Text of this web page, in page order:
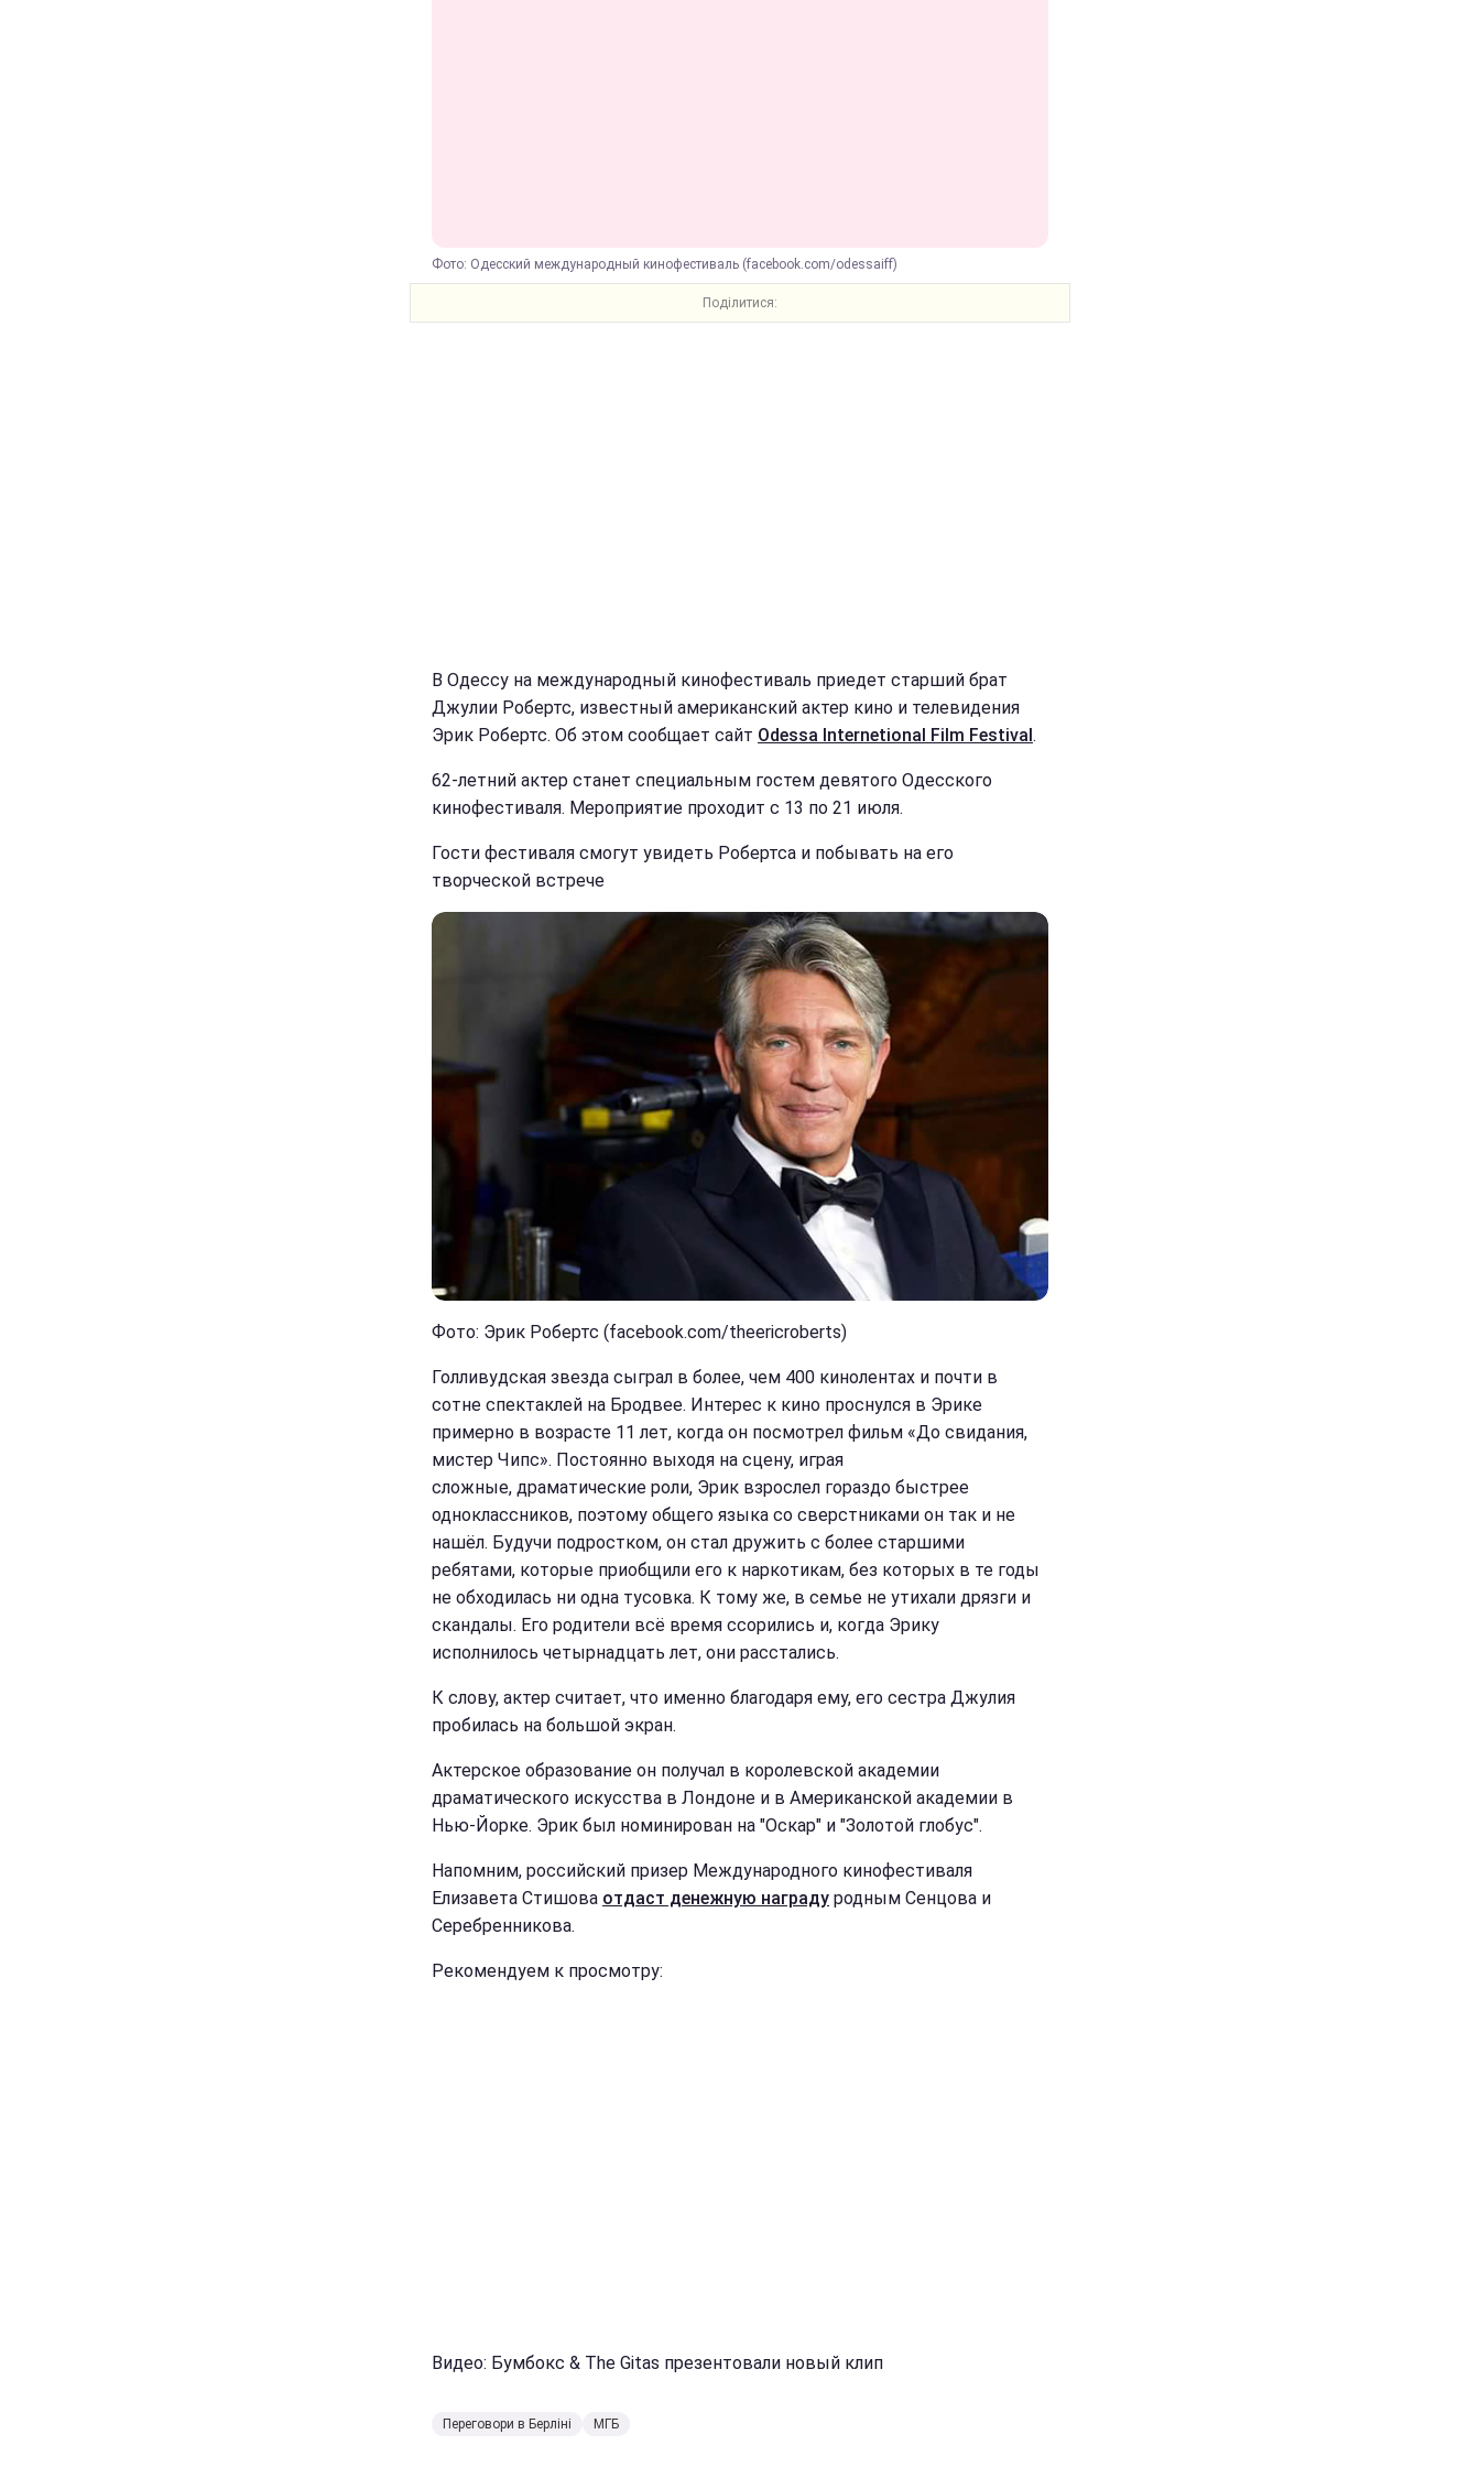
Фото: Одесский международный кинофестиваль (facebook.com/odessaiff)
Поділитися:
В Одессу на международный кинофестиваль приедет старший брат
Джулии Робертс, известный американский актер кино и телевидения
Эрик Робертс. Об этом сообщает сайт Odessa Internetional Film Festival .
62-летний актер станет специальным гостем девятого Одесского
кинофестиваля. Мероприятие проходит с 13 по 21 июля.
Гости фестиваля смогут увидеть Робертса и побывать на его
творческой встрече
Фото: Эрик Робертс (facebook.com/theericroberts)
Голливудская звезда сыграл в более, чем 400 кинолентах и почти в
сотне спектаклей на Бродвее. Интерес к кино проснулся в Эрике
примерно в возрасте 11 лет, когда он посмотрел фильм «До свидания,
мистер Чипс». Постоянно выходя на сцену, играя
сложные, драматические роли, Эрик взрослел гораздо быстрее
одноклассников, поэтому общего языка со сверстниками он так и не
нашёл. Будучи подростком, он стал дружить с более старшими
ребятами, которые приобщили его к наркотикам, без которых в те годы
не обходилась ни одна тусовка. К тому же, в семье не утихали дрязги и
скандалы. Его родители всё время ссорились и, когда Эрику
исполнилось четырнадцать лет, они расстались.
К слову, актер считает, что именно благодаря ему, его сестра Джулия
пробилась на большой экран.
Актерское образование он получал в королевской академии
драматического искусства в Лондоне и в Американской академии в
Нью-Йорке. Эрик был номинирован на "Оскар" и "Золотой глобус".
Напомним, российский призер Международного кинофестиваля
Елизавета Стишова отдаст денежную награду родным Сенцова и
Серебренникова.
Рекомендуем к просмотру:
Видео: Бумбокс & The Gitas презентовали новый клип
Переговори в Берліні МГБ